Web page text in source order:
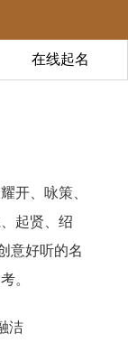
在线起名
开、咏策、
起贤、绍
意好听的名
。
洁